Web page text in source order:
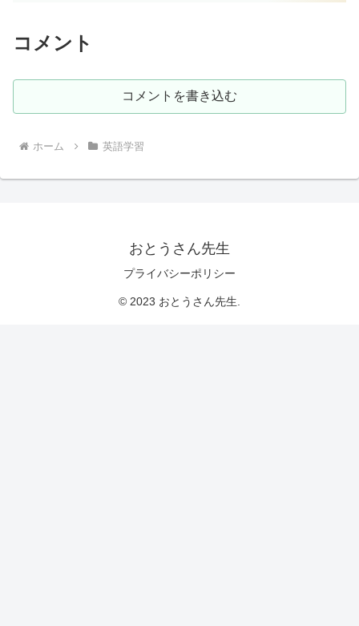
コメント
コメントを書き込む
ホーム 英語学習
おとうさん先生
プライバシーポリシー
© 2023 おとうさん先生.